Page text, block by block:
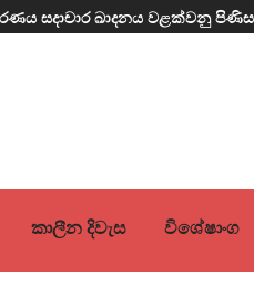
සදාචාර ඛාදනය වළක්වනු
කාලීන දිවැස විශේෂාංග